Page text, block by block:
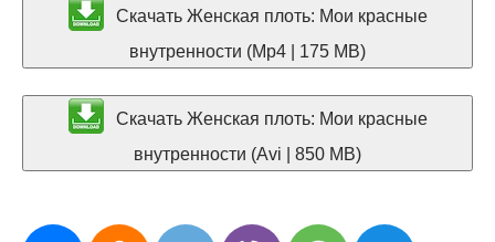
Скачать Женская плоть: Мои красные
внутренности (Mp4 | 175 MB)
Скачать Женская плоть: Мои красные
внутренности (Avi | 850 MB)